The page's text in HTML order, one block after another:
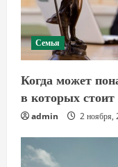
Семья
Когда может
в которых
admin 2 ноября,